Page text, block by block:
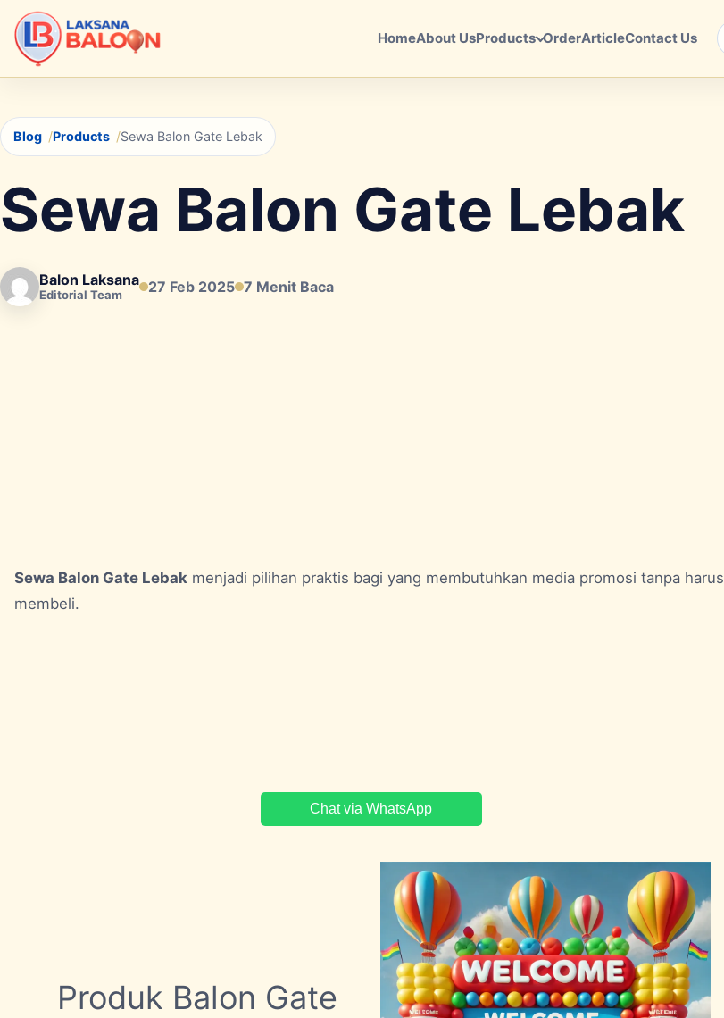
HomeAbout UsProducts OrderArticleContact Us
Blog Products Sewa Balon Gate Lebak
Sewa Balon Gate Lebak
Balon Laksana
Editorial Team 27 Feb 2025 7 Menit Baca
Sewa Balon Gate Lebak menjadi pilihan praktis bagi yang membutuhkan media promosi tanpa harus
membeli.
Chat via WhatsApp
Produk Balon Gate